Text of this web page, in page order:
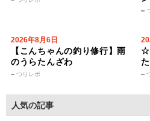
2026年8月6日
【こんちゃんの釣り修行】雨
のうらたんざわ
つりレポ
☆
人気の記事